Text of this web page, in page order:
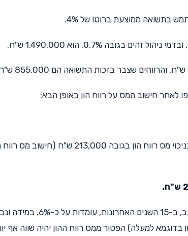
בתשואה ממוצעת ברוטו של 4%.
פוליסת חיסכון – יקבל 1,277,000 ש"ח בלבד – סכום החיסכון, בניכוי מס רווח הון בגובה
התשואות הממוצעות של קרנות ההשתלמות ופוליסות החיסכון, אגב, ב-15 השנים האחרונות,
החישוב לפי הנחת תשואה ברוטו של 6% (במקום 4% כמו בדוגמא למעלה) הפטור ממס רווח ההון יהיה שווה